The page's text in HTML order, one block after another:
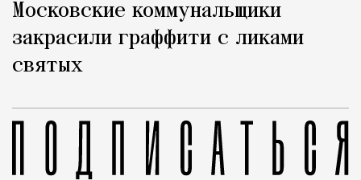
Московские коммунальщики
закрасили граффити с ликами
святых